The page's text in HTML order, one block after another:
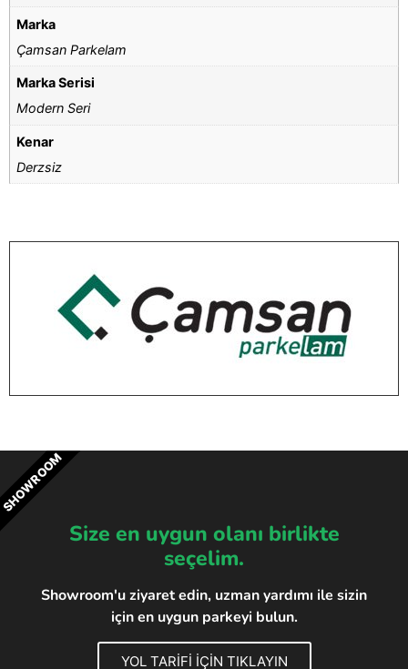
Marka
Çamsan Parkelam
Marka Serisi
Modern Seri
Kenar
Derzsiz
Size en uygun olanı birlikte
seçelim.
Showroom'u ziyaret edin, uzman yardımı ile sizin
için en uygun parkeyi bulun.
YOL TARİFİ İÇİN TIKLAYIN
SHOWROOM